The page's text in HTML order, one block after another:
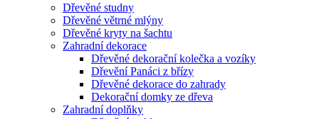
Dřevěné studny
Dřevěné větrné mlýny
Dřevěné kryty na šachtu
Zahradní dekorace
Dřevěné dekorační kolečka a vozíky
Dřevění Panáci z břízy
Dřevěné dekorace do zahrady
Dekorační domky ze dřeva
Zahradní doplňky